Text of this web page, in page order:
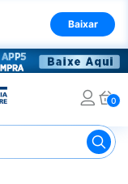
Baixar
0
Bucha de Banho